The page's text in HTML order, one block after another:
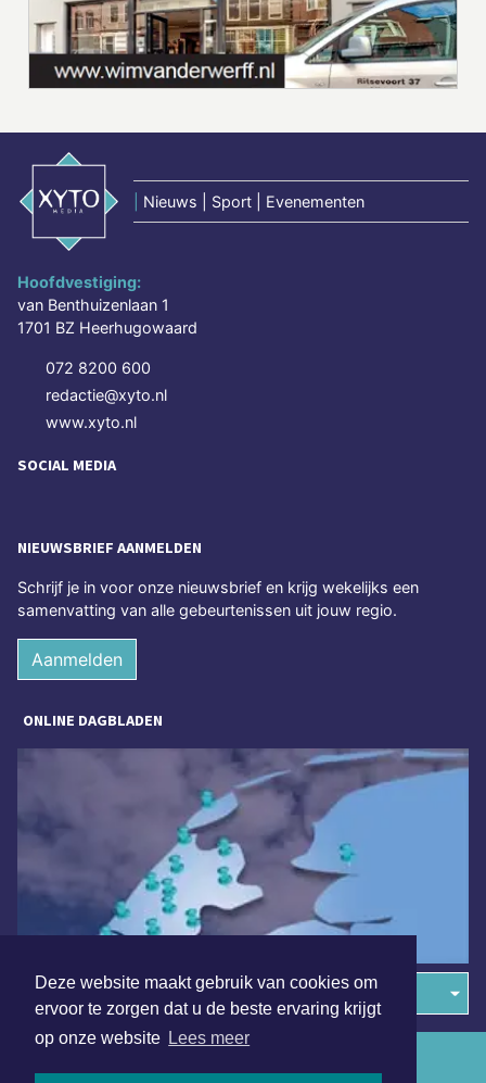
Deze website maakt gebruik van cookies om
ervoor te zorgen dat u de beste ervaring krijgt
op onze website Lees meer
Nieuws | Sport | Evenementen
Hoofdvestiging:
van Benthuizenlaan 1
1701 BZ Heerhugowaard
072 8200 600
redactie@xyto.nl
www.xyto.nl
SOCIAL MEDIA
NIEUWSBRIEF AANMELDEN
Schrijf je in voor onze nieuwsbrief en krijg wekelijks een
samenvatting van alle gebeurtenissen uit jouw regio.
Aanmelden
ONLINE DAGBLADEN
Overige dagbladen in de regio